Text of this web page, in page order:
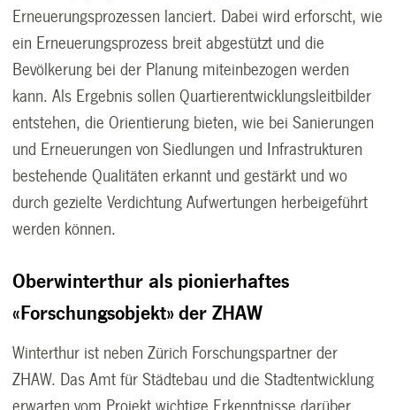
Erneuerungsprozessen lanciert. Dabei wird erforscht, wie
ein Erneuerungsprozess breit abgestützt und die
Bevölkerung bei der Planung miteinbezogen werden
kann. Als Ergebnis sollen Quartierentwicklungsleitbilder
entstehen, die Orientierung bieten, wie bei Sanierungen
und Erneuerungen von Siedlungen und Infrastrukturen
bestehende Qualitäten erkannt und gestärkt und wo
durch gezielte Verdichtung Aufwertungen herbeigeführt
werden können.
Oberwinterthur als pionierhaftes
«Forschungsobjekt» der ZHAW
Winterthur ist neben Zürich Forschungspartner der
ZHAW. Das Amt für Städtebau und die Stadtentwicklung
erwarten vom Projekt wichtige Erkenntnisse darüber,